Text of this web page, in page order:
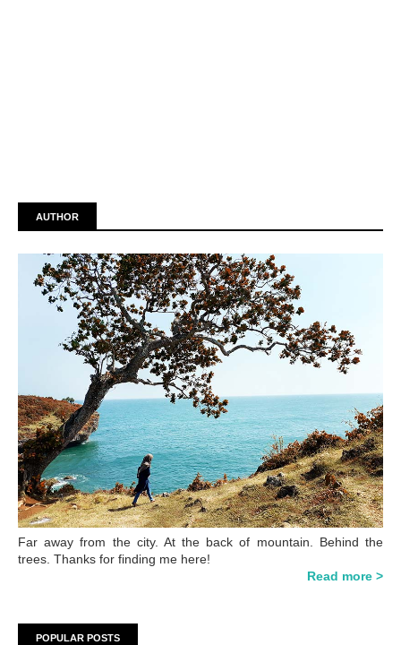
AUTHOR
Far away from the city. At the back of mountain. Behind the
trees. Thanks for finding me here!
Read more >
POPULAR POSTS